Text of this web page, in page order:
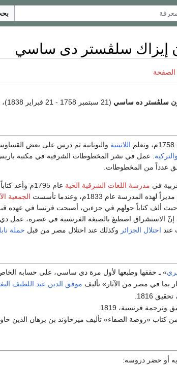
إيزاك سلڤستر دى ساسي
سلڤستر ده ساسي (21 سبتمبر 1758 - 21 فبراير 1838)، هو
اللاتينية واليونانية ثم درس على بعض
والتركية. عمل في نشر المخطوطات الشرقية في مكتبة
عدداً من المخطوطات.
في مدرسة اللغات الشرقية الحية
عام 1795م
المدرسة عام 1833م، وعندما تأسست
الجمعية
ألف كتاباً حولهم في جزءين، أصبحت فرنسا في عهده
إنّ الاستشراق اصطبغ بالصبغة الفرنسية في عصره، عمل
عند احتلال الجزائر وكذلك عند احتلال مصر من قبل حملة
» ـ حققها وطبعها لأول مرة دي ساسي، على حسابه الخاص في المطبعة
بما في مصر من الآثار» تأليف موفق الدين عبد اللطيف
1816.
وترجمة فرنسية، 1819.
كتاب «روضة الصفاء» تأليف ميرخاوند بن برهان الدين
أو حضر دروسه: